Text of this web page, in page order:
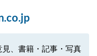
、書籍・記事・写真